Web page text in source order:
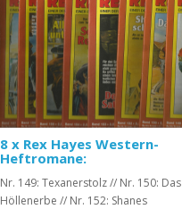
8 x Rex Hayes Western-
Heftromane:
Nr. 149: Texanerstolz // Nr. 150: Das
Höllenerbe // Nr. 152: Shanes